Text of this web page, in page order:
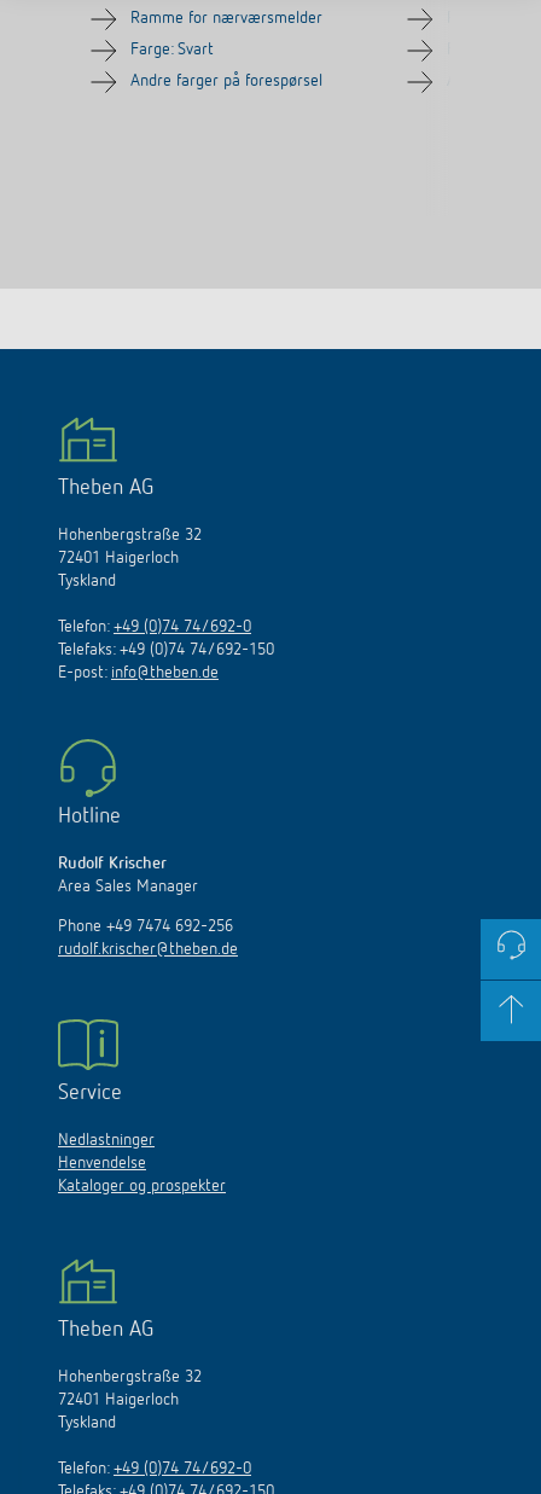
Ramme for nærværsmelder
Farge: Svart
Andre farger på forespørsel
Theben AG
Hohenbergstraße 32
72401 Haigerloch
Tyskland
Telefon: +49 (0)74 74/692-0
Telefaks: +49 (0)74 74/692-150
E-post: info@theben.de
Hotline
Rudolf Krischer
Area Sales Manager
Phone +49 7474 692-256
rudolf.krischer@theben.de
Service
Nedlastninger
Henvendelse
Kataloger og prospekter
Theben AG
Hohenbergstraße 32
72401 Haigerloch
Tyskland
Telefon: +49 (0)74 74/692-0